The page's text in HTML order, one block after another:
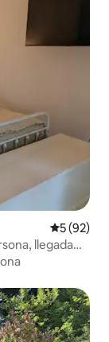
5 (92)
llegada